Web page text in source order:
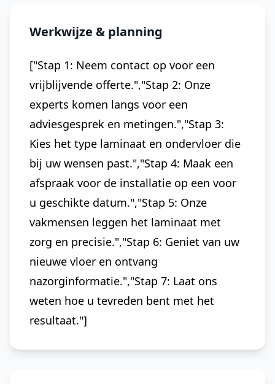
Werkwijze & planning
["Stap 1: Neem contact op voor een
vrijblijvende offerte.","Stap 2: Onze
experts komen langs voor een
adviesgesprek en metingen.","Stap 3:
Kies het type laminaat en ondervloer die
bij uw wensen past.","Stap 4: Maak een
afspraak voor de installatie op een voor
u geschikte datum.","Stap 5: Onze
vakmensen leggen het laminaat met
zorg en precisie.","Stap 6: Geniet van uw
nieuwe vloer en ontvang
nazorginformatie.","Stap 7: Laat ons
weten hoe u tevreden bent met het
resultaat."]